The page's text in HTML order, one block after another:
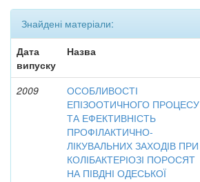
Знайдені матеріали:
Дата
випуску
Назва
2009
ОСОБЛИВОСТІ
ЕПІЗООТИЧНОГО ПРОЦЕСУ
ТА ЕФЕКТИВНІСТЬ
ПРОФІЛАКТИЧНО-
ЛІКУВАЛЬНИХ ЗАХОДІВ ПРИ
КОЛІБАКТЕРІОЗІ ПОРОСЯТ
НА ПІВДНІ ОДЕСЬКОЇ